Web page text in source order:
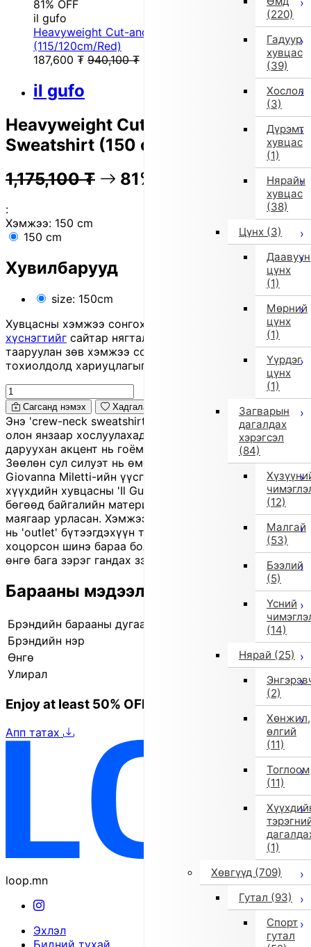
(220)
Гадуур
хувцас
(39)
Хослол
(3)
Дүрэмт
хувцас
(1)
Нярайн
хувцас
(38)
Цүнх (3)
Даавуун
цүнх
(1)
Мөрний
цүнх
(1)
Үүрдэг
цүнх
(1)
Загварын
дагалдах
хэрэгсэл
(84)
(12)
Малгай
(53)
Бээлий
(5)
Үсний
(14)
Нярай (25)
(2)
Хөнжил,
өлгий
(11)
Тоглоом
(11)
(1)
Хөвгүүд (709)
Гутал (93)
Спорт
гутал
81% OFF
il gufo
Heavyweight Cut-and-Sew Sweatshirt
(115/120cm/Red)
187,600 ₮ 940,100 ₮
il gufo
Heavyweight Cut-and-Sew
Sweatshirt (150 cm / Black)
1,175,100 ₮ 81% OFF 234,600 ₮
:
Хэмжээ: 150 cm
150 cm
Хувилбарууд
size: 150cm
Хувцасны хэмжээ сонгохдоо
хэмжээ сонгох
хүснэгтийг сайтар нягталж, биеийн хэмжээтэйгээ
тааруулан зөв хэмжээ сонгоно уу, хувцас таарахгүй
тохиолдолд хариуцлагыг захиалагч өөрөө хүлээнэ.
Сагсанд нэмэх Хадгалах
Энэ 'crew-neck sweatshirt' нь энгийн загвартай тул
олон янзаар хослуулахад хялбар. Урд хэсгийн
даруухан акцент нь гоёмсог деталь болж өгнө.
Зөөлөн сул силуэт нь өмсөхөд тухтай. 1980 онд
Giovanna Miletti-ийн үүсгэн байгуулсан Италийн
хүүхдийн хувцасны 'Il Gufo' брэндийн бүтээгдэхүүн
бөгөөд байгалийн материал ашиглан Итали хэв
маягаар урласан. Хэмжээ нь 150 см, өнгө нь хар. Энэ
нь 'outlet' бүтээгдэхүүн тул ихэвчлэн улирлаас
хоцорсон шинэ бараа боловч жижиг зураас, үрчлээ,
өнгө бага зэрэг гандах зэрэг өө сэвтэй байж болно.
Барааны мэдээлэл
Брэндийн барааны дугаар
Брэндийн нэр
Өнгө
Улирал
2025 оны намар/өвөл
Enjoy at least 50% OFF Tokyo fashion
Апп татах
loop.mn
Эхлэл
Бидний тухай